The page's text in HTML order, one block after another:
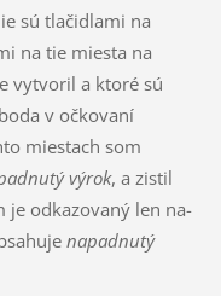
sú tlačidlami na
na tie miesta na
vytvoril a ktoré sú
v očkovaní
miestach som
výrok, a zistil
je odkazovaný len na­
napadnutý